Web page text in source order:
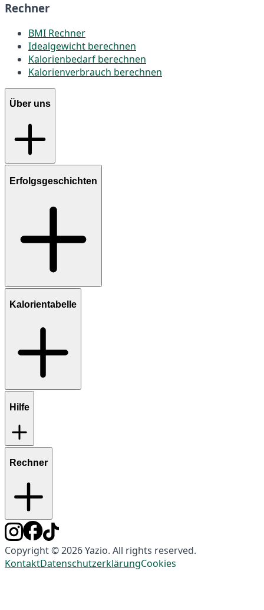
Rechner
BMI Rechner
Idealgewicht berechnen
Kalorienbedarf berechnen
Kalorienverbrauch berechnen
Über uns
Erfolgsgeschichten
Kalorientabelle
Hilfe
Rechner
Copyright © 2026 Yazio. All rights reserved.
KontaktDatenschutzerklärungCookies